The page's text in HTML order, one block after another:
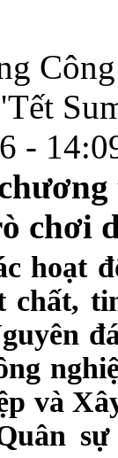
-
chơi
hoạt
chất,
và